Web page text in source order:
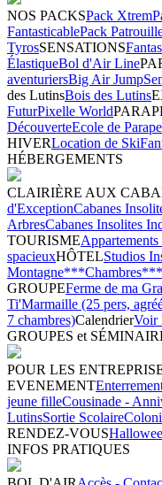
NOS PACKSPack Xtrem
FantasticablePack
TyrosSENSATIONS
ÉlastiqueBol d'Air Line
aventuriersBig Air Jump
des LutinsBois des Lutins
FuturPixelle World
DécouverteEcole de
HIVERLocation de Ski
HÉBERGEMENTS
CLAIRIÈRE AUX
d'ExceptionCabanes
ArbresCabanes Insolites
TOURISME
spacieuxHÔTELStudios
Montagne***Chambres***
GROUPEFerme de ma
Ti'Marmaille (25 pers,
7 chambres)CalendrierVoir
GROUPES et
POUR LES
EVENEMENT
jeune filleCousinade -
LutinsSortie Scolaire
RENDEZ-VOUS
INFOS PRATIQUES